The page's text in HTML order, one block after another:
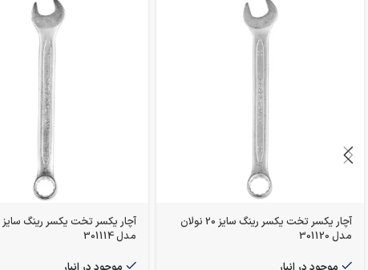
آچار یکسر تخت یکسر رینگ سایز 20 نولان
مدل 301120
مدل 301114